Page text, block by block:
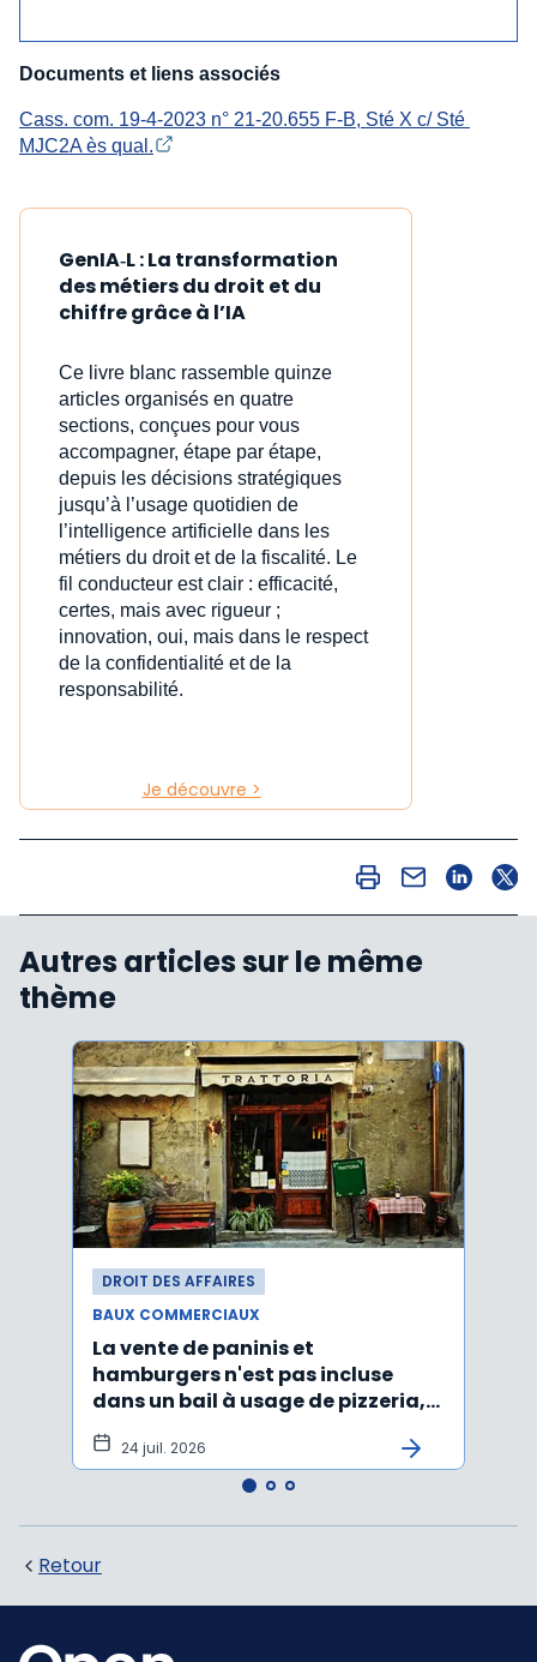
Documents et liens associés
Cass. com. 19-4-2023 n° 21-20.655 F-B, Sté X c/ Sté
MJC2A ès qual.
GenIA‑L : La transformation
des métiers du droit et du
chiffre grâce à l’IA
Ce livre blanc rassemble quinze
articles organisés en quatre
sections, conçues pour vous
accompagner, étape par étape,
depuis les décisions stratégiques
jusqu’à l’usage quotidien de
l’intelligence artificielle dans les
métiers du droit et de la fiscalité. Le
fil conducteur est clair : efficacité,
certes, mais avec rigueur ;
innovation, oui, mais dans le respect
de la confidentialité et de la
responsabilité.
Je découvre >
Autres articles sur le même
thème
DROIT DES AFFAIRES
BAUX COMMERCIAUX
La vente de paninis et
hamburgers n'est pas incluse
dans un bail à usage de pizzeria,
pâtes, salades
24 juil. 2026
Retour